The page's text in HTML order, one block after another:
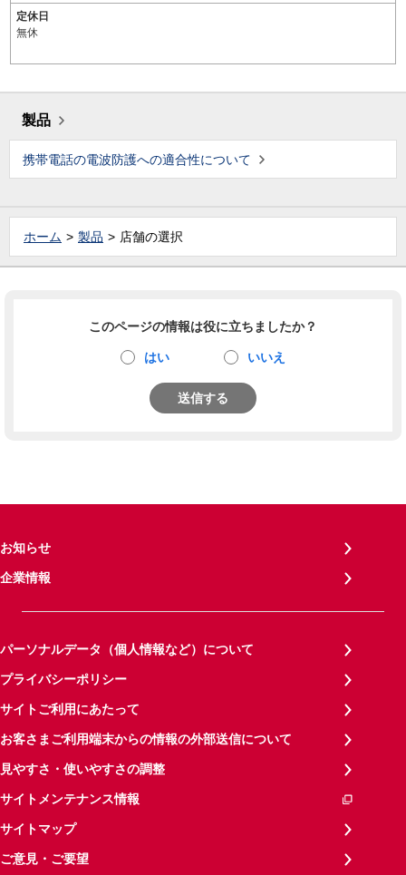
定休日
無休
製品
携帯電話の電波防護への適合性について
ホーム 製品 店舗の選択
このページの情報は役に立ちましたか？
はい いいえ
送信する
お知らせ
企業情報
パーソナルデータ（個人情報など）について
プライバシーポリシー
サイトご利用にあたって
お客さまご利用端末からの情報の外部送信について
見やすさ・使いやすさの調整
サイトメンテナンス情報
サイトマップ
ご意見・ご要望